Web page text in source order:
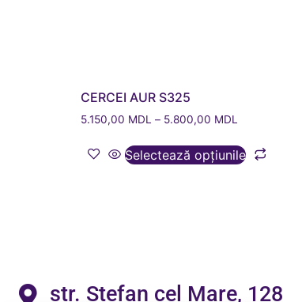
CERCEI AUR S325
5.150,00 MDL – 5.800,00 MDL
Selectează opțiunile
str. Ștefan cel Mare, 128